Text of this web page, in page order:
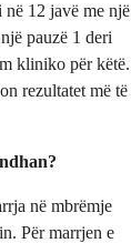
12 javë me një
pauzë 1 deri
kliniko për këtë.
rezultatet më të
në mbrëmje
Për marrjen e